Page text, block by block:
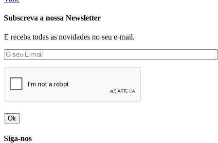
Subscreva a nossa Newsletter
E receba todas as novidades no seu e-mail.
Ok
Siga-nos